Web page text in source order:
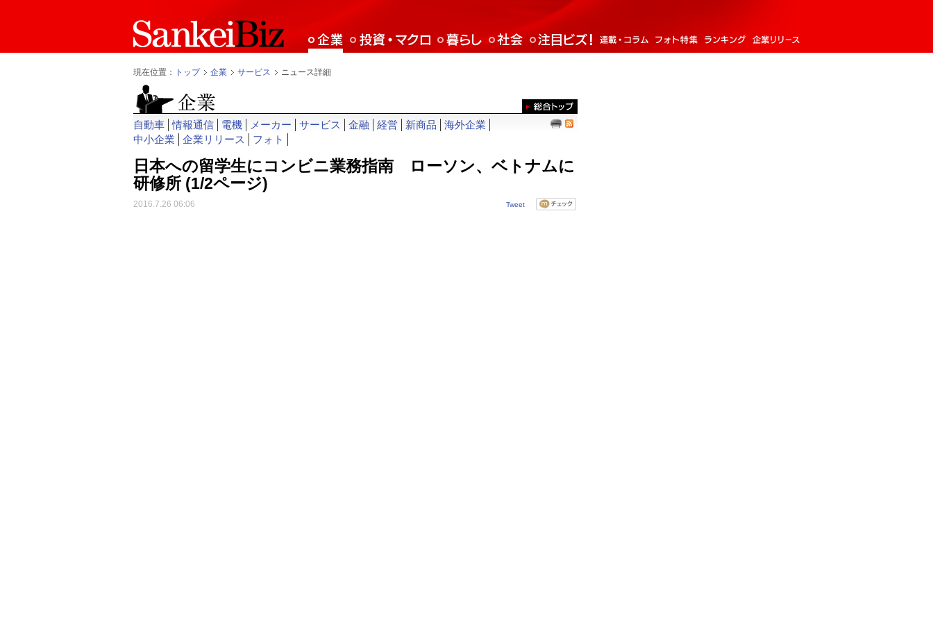
現在位置： トップ 企業 サービス ニュース詳細
自動車 情報通信 電機 メーカー サービス 金融 経営 新商品
海外企業
中小企業
企業リリース フォト
日本への留学生にコンビニ業務指南 ローソン、ベトナムに
研修所 (1/2ページ)
2016.7.26 06:06 Tweet